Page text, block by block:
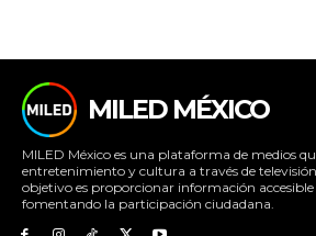
MILED MÉXICO
MILED México es una plataforma de medios
entretenimiento y cultura a través de
objetivo es proporcionar información accesible
fomentando la participación ciudadana.